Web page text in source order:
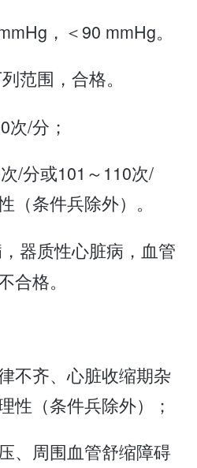
，＜90 mmHg。
范围，合格。
次/分；
/分或101～110次/
（条件兵除外）。
器质性心脏病，血管
合格。
不齐、心脏收缩期杂
性（条件兵除外）；
、周围血管舒缩障碍